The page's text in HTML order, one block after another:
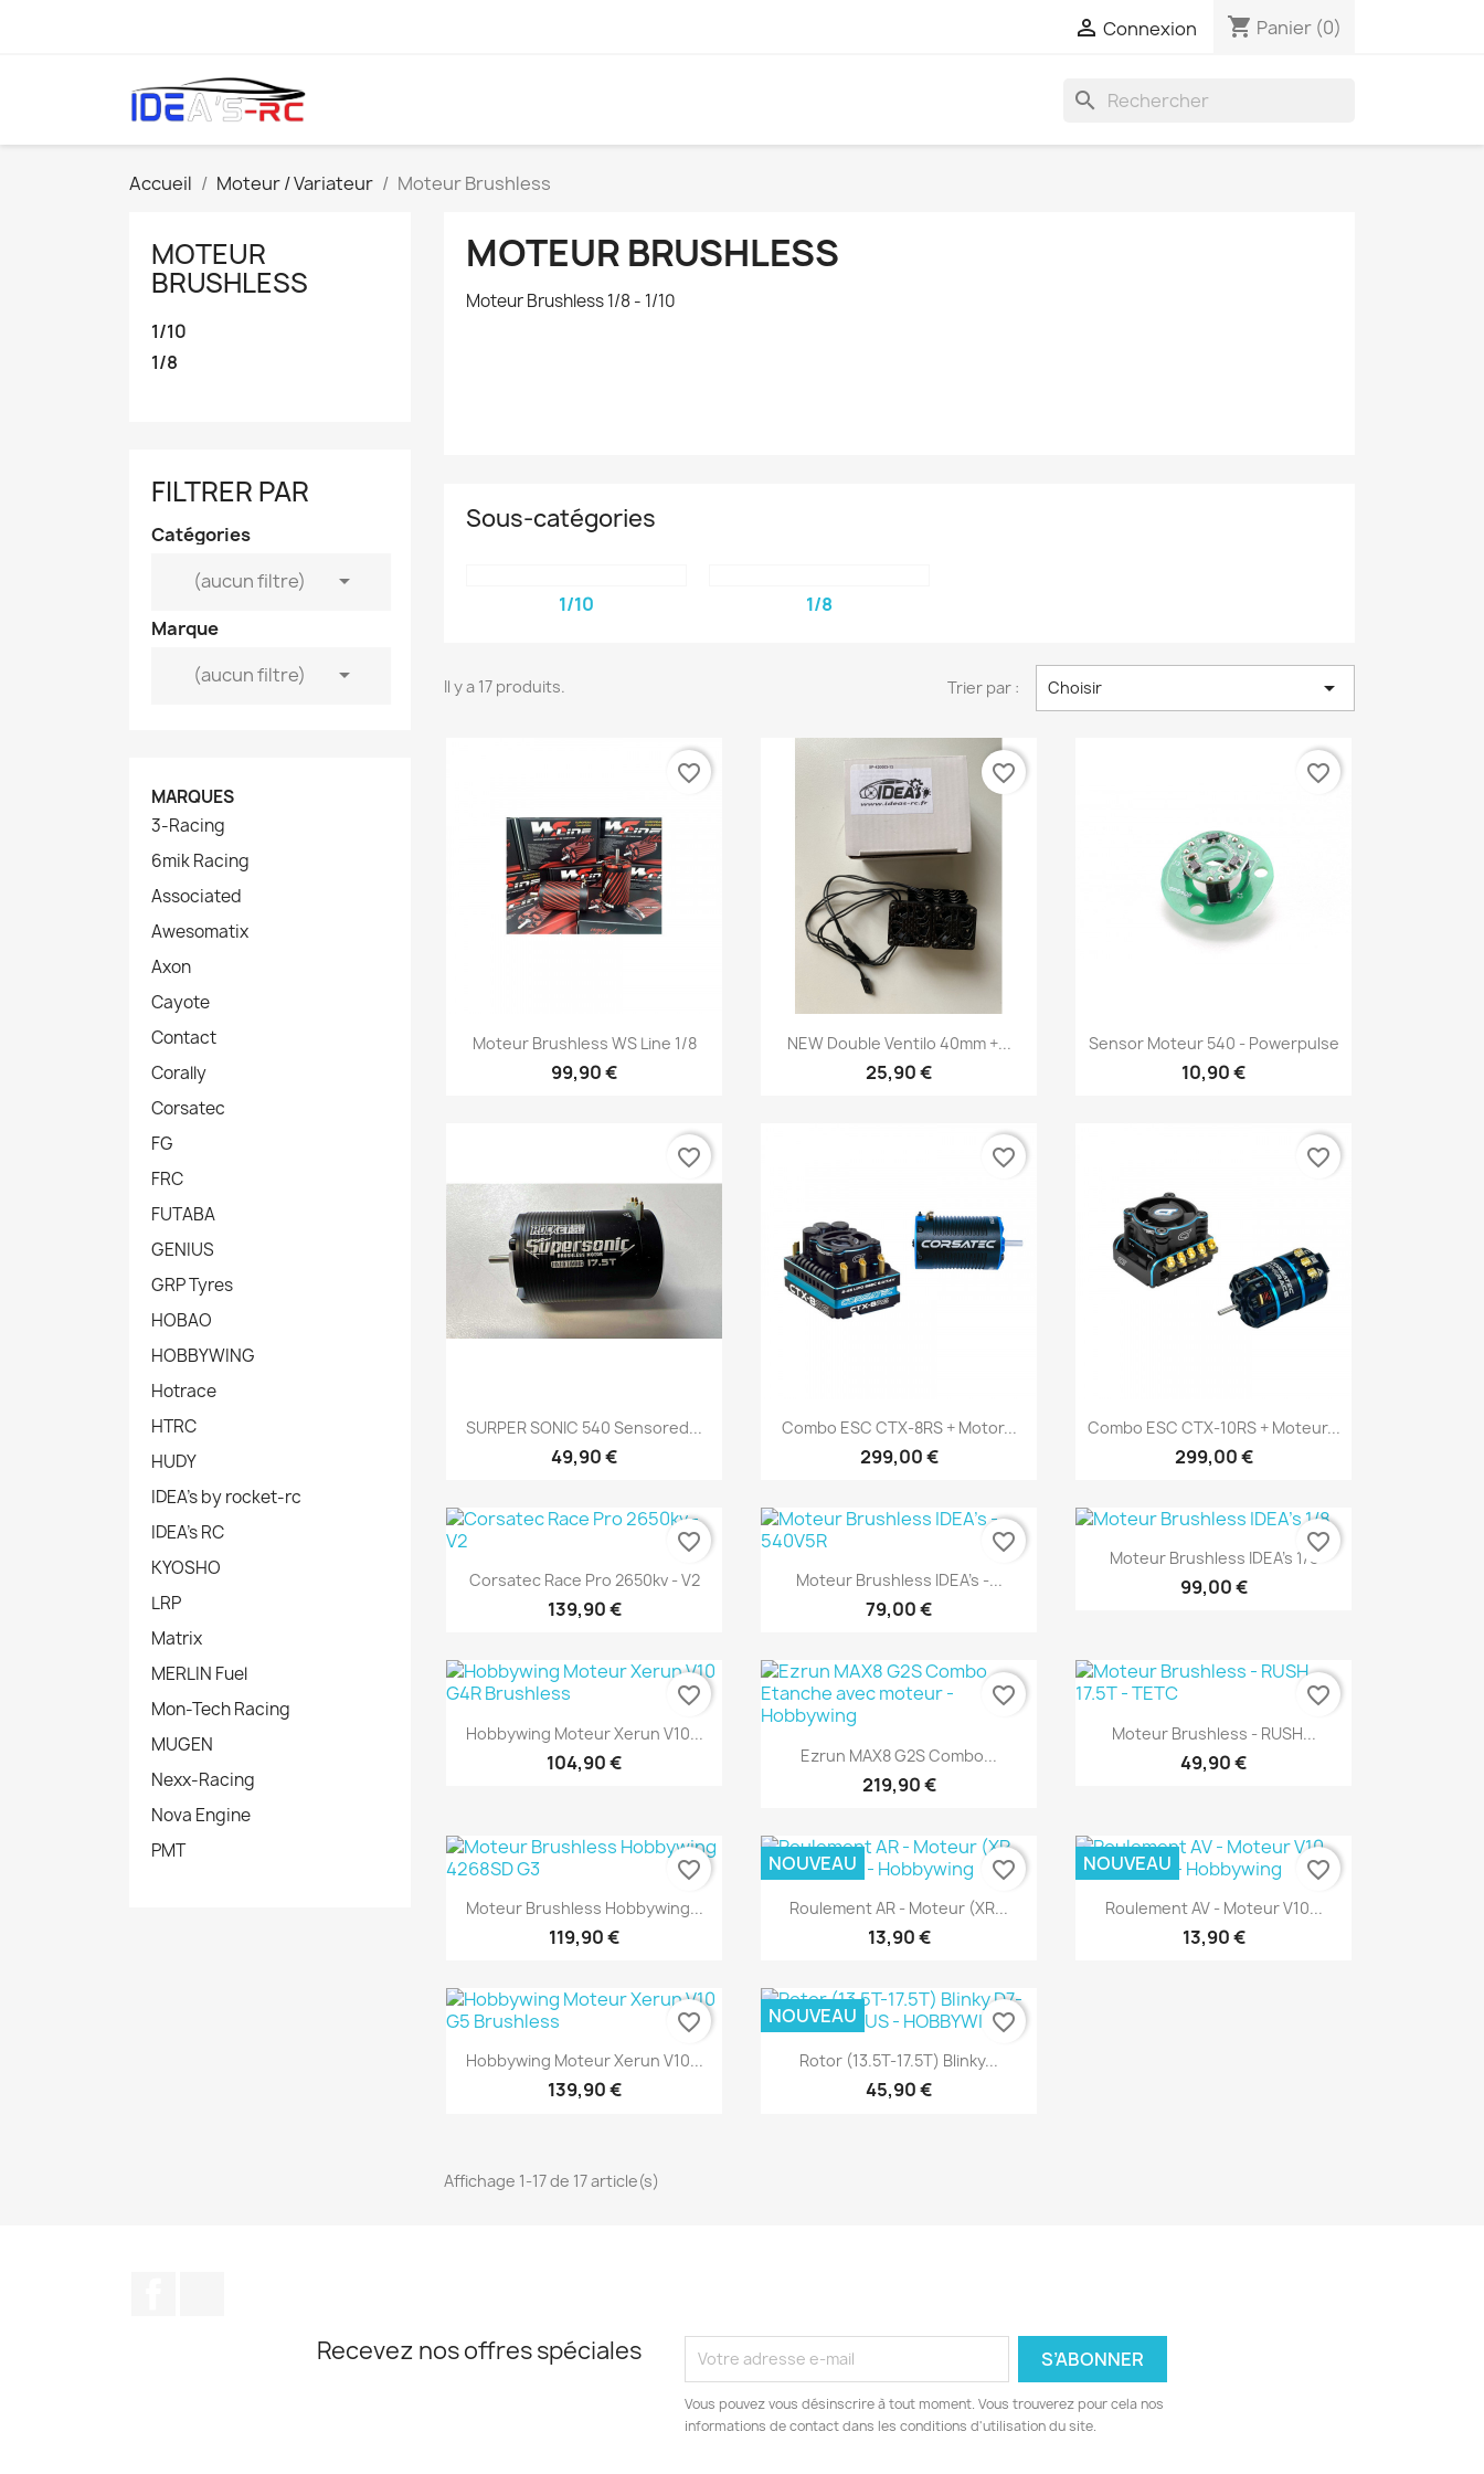
 Connexion shopping_cart Panier (0)
search
Accueil Moteur / Variateur Moteur Brushless
MOTEUR
BRUSHLESS
1/10
1/8
FILTRER PAR
Catégories
(aucun filtre)

Marque
(aucun filtre)

MARQUES
3-Racing
6mik Racing
Associated
Awesomatix
Axon
Cayote
Contact
Corally
Corsatec
FG
FRC
FUTABA
GENIUS
GRP Tyres
HOBAO
HOBBYWING
Hotrace
HTRC
HUDY
IDEA's by rocket-rc
IDEA's RC
KYOSHO
LRP
Matrix
MERLIN Fuel
Mon-Tech Racing
MUGEN
Nexx-Racing
Nova Engine
PMT
MOTEUR BRUSHLESS
Moteur Brushless 1/8 - 1/10
Sous-catégories
1/10 1/8
Il y a 17 produits. Trier par : Choisir 
Aperçu rapide
Moteur Brushless WS Line 1/8
99,90 €
favorite_border
Aperçu rapide
NEW Double Ventilo 40mm +...
25,90 €
favorite_border
Aperçu rapide
Sensor Moteur 540 - Powerpulse
10,90 €
favorite_border
Aperçu rapide
SURPER SONIC 540 Sensored...
49,90 €
favorite_border
Aperçu rapide
Combo ESC CTX-8RS + Motor...
299,00 €
favorite_border
Aperçu rapide
Combo ESC CTX-10RS + Moteur...
299,00 €
favorite_border
Aperçu rapide
Corsatec Race Pro 2650kv - V2
139,90 €
favorite_border
Aperçu rapide
Moteur Brushless IDEA's -...
79,00 €
favorite_border Aperçu rapide
Moteur Brushless IDEA's 1/8
99,00 €
favorite_border
Aperçu rapide
Hobbywing Moteur Xerun V10...
104,90 €
favorite_border
 Aperçu rapide
Ezrun MAX8 G2S Combo...
219,90 €
favorite_border
Aperçu rapide
Moteur Brushless - RUSH...
49,90 €
favorite_border
Aperçu rapide
Moteur Brushless Hobbywing...
119,90 €
favorite_border
Aperçu rapide
Roulement AR - Moteur (XR...
13,90 €
NOUVEAU
favorite_border
Aperçu rapide
Roulement AV - Moteur V10...
13,90 €
NOUVEAU favorite_border
Aperçu rapide
Hobbywing Moteur Xerun V10...
139,90 €
favorite_border
Aperçu rapide
Rotor (13.5T-17.5T) Blinky...
45,90 €
NOUVEAU favorite_border
Affichage 1-17 de 17 article(s)
Recevez nos offres spéciales
Vous pouvez vous désinscrire à tout moment. Vous trouverez pour cela nos
informations de contact dans les conditions d'utilisation du site.